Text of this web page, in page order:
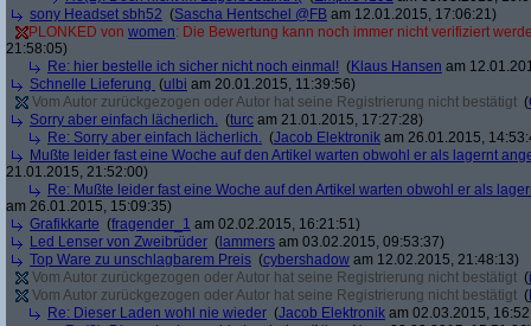
sony Headset sbh52 (Sascha Hentschel @FB am 12.01.2015, 17:06:21)
PLONKED von women: Die Bewertung kann noch immer nicht verifiziert
21:58:05)
Re: hier bestelle ich sicher nicht noch einmal! (Klaus Hansen am
Schnelle Lieferung (ulbi am 20.01.2015, 11:39:56)
Vom Autor zurückgezogen oder Autor hat seine Registrierung nicht bestätigt (
Sorry aber einfach lächerlich. (turc am 21.01.2015, 17:27:28)
Re: Sorry aber einfach lächerlich. (Jacob Elektronik am 26.01.2015,
Mußte leider fast eine Woche auf den Artikel warten obwohl er als lagernt
21.01.2015, 21:52:00)
Re: Mußte leider fast eine Woche auf den Artikel warten obwohl er als
am 26.01.2015, 15:09:35)
Grafikkarte (fragender_1 am 02.02.2015, 16:21:51)
Led Lenser von Zweibrüder ( lammers am 03.02.2015, 09:53:37)
Top Ware zu unschlagbarem Preis (cybershadow am 12.02.2015, 21:48:13)
Vom Autor zurückgezogen oder Autor hat seine Registrierung nicht bestätigt (
Vom Autor zurückgezogen oder Autor hat seine Registrierung nicht bestätigt (
Re: Dieser Laden wohl nie wieder (Jacob Elektronik am 02.03.2015,